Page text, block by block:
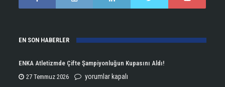
EN SON HABERLER
ENKA Atletizmde Çifte Şampiyonluğun Kupasını Aldı!
27 Temmuz 2026
ENKA
yorumlar kapalı